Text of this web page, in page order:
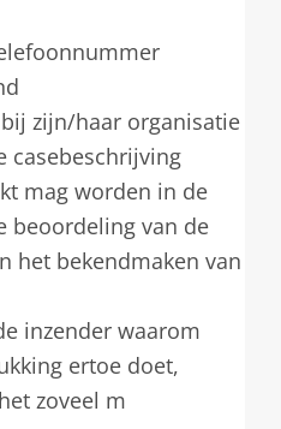
zijn/haar organisatie
casebeschrijving
mag worden in de
beoordeling van de
het bekendmaken van
inzender waarom
ertoe doet,
zoveel m